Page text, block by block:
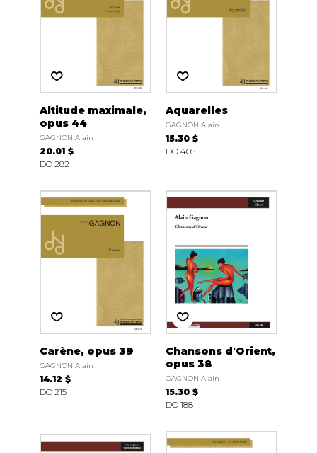
Altitude maximale,
opus 44
GAGNON Alain
20.01 $
DO 282
Aquarelles
GAGNON Alain
15.30 $
DO 405
Carène, opus 39
GAGNON Alain
14.12 $
DO 215
Chansons d'Orient,
opus 38
GAGNON Alain
15.30 $
DO 188